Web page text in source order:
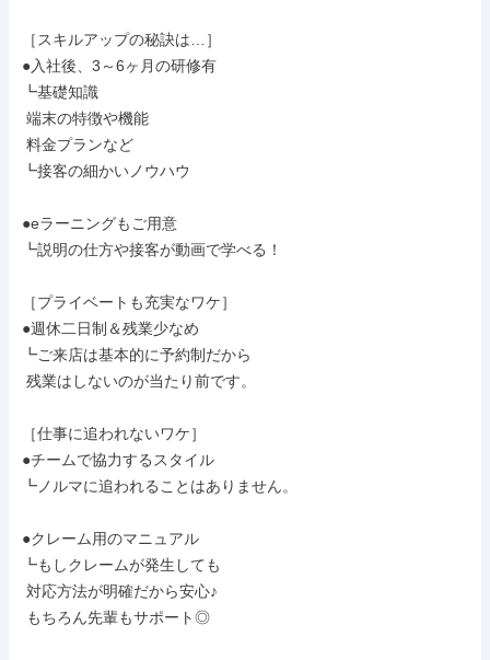
［スキルアップの秘訣は…］
●入社後、3～6ヶ月の研修有
┗基礎知識
┗接客の細かいノウハウ
●eラーニングもご用意
┗説明の仕方や接客が動画で学べる！
［プライベートも充実なワケ］
●週休二日制＆残業少なめ
┗ご来店は基本的に予約制だから
［仕事に追われないワケ］
●チームで協力するスタイル
┗ノルマに追われることはありません。
●クレーム用のマニュアル
┗もしクレームが発生しても